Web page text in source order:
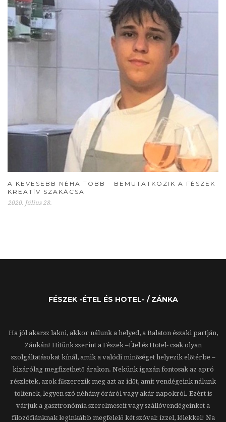
A KEVESEBB NÉHA TÖBB - BEMUTATKOZIK A FÉSZEK
KREATÍV SZAKÁCSA
2020. Július 28.
FÉSZEK -ÉTEL ÉS HOTEL- / ZÁNKA
Ha jól akarsz lakni, akkor nálunk a helyed, a Balaton északi partján,
Zánkán! Hitünk szerint a Fészek –Étel és Hotel- csak olyan
szolgáltatásokat kínál, amik a valódi minőséget helyezik előtérbe –
kizárólag megfizethető árakon. Nekünk igazán fontosak az apró
részletek, azok fűszerezik meg azt az időt, amit vendégeink nálunk
töltenek, legyen szó néhány óráról vagy akár napokról. Ezért is
várjuk a gasztronómia szerelmeseit vagy szállóvendégeinket a
filozófiánknak leginkább megfelelő két szóval: ízzel, lélekkel! Na